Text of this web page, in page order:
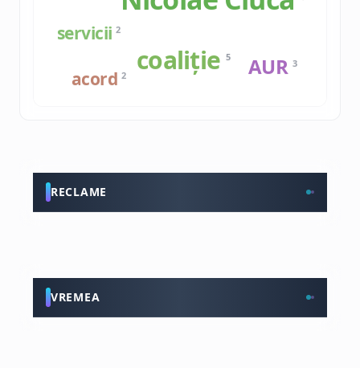
servicii2
acord 2 coaliție5 AUR 3
RECLAME
VREMEA